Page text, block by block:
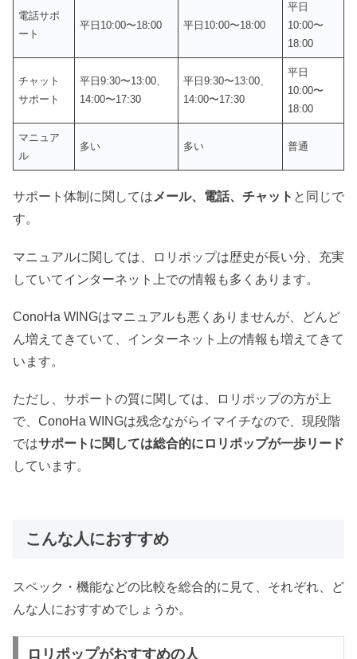
電話サポ
ート
平日10:00〜18:00 平日10:00〜18:00
平日
10:00〜
18:00
チャット
サポート
平日9:30〜13:00、
14:00〜17:30
平日9:30〜13:00、
14:00〜17:30
平日
10:00〜
18:00
マニュア
ル
多い 多い 普通
サポート体制に関してはメール、電話、チャット と同じで
す。
マニュアルに関しては、ロリポップは歴史が長い分、充実
していてインターネット上での情報も多くあります。
ConoHa WINGはマニュアルも悪くありませんが、どんど
ん増えてきていて、インターネット上の情報も増えてきて
います。
ただし、サポートの質に関しては、ロリポップの方が上
で、ConoHa WINGは残念ながらイマイチなので、現段階
ではサポートに関しては総合的にロリポップが一歩リード
しています。
こんな人におすすめ
スペック・機能などの比較を総合的に見て、それぞれ、ど
んな人におすすめでしょうか。
ロリポップがおすすめの人